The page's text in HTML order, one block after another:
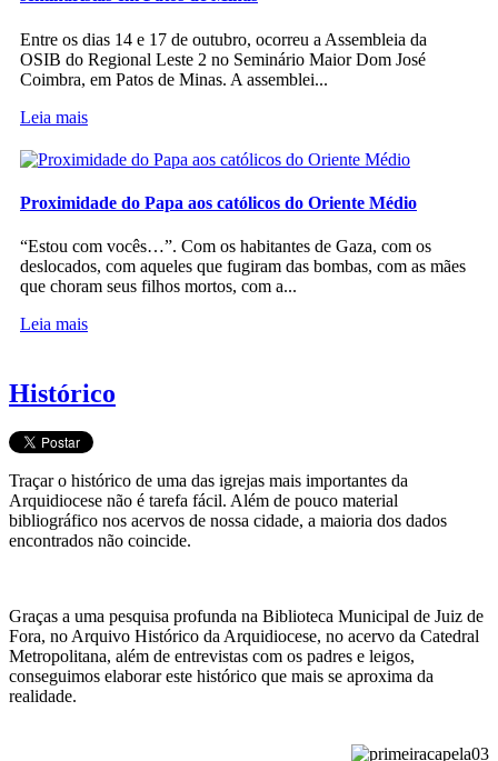
Entre os dias 14 e 17 de outubro, ocorreu a Assembleia da
OSIB do Regional Leste 2 no Seminário Maior Dom José
Coimbra, em Patos de Minas. A assemblei...
Leia mais
Proximidade do Papa aos católicos do Oriente Médio
“Estou com vocês…”. Com os habitantes de Gaza, com os
deslocados, com aqueles que fugiram das bombas, com as mães
que choram seus filhos mortos, com a...
Leia mais
Histórico
Traçar o histórico de uma das igrejas mais importantes da
Arquidiocese não é tarefa fácil. Além de pouco material
bibliográfico nos acervos de nossa cidade, a maioria dos dados
encontrados não coincide.
Graças a uma pesquisa profunda na Biblioteca Municipal de Juiz de
Fora, no Arquivo Histórico da Arquidiocese, no acervo da Catedral
Metropolitana, além de entrevistas com os padres e leigos,
conseguimos elaborar este histórico que mais se aproxima da
realidade.